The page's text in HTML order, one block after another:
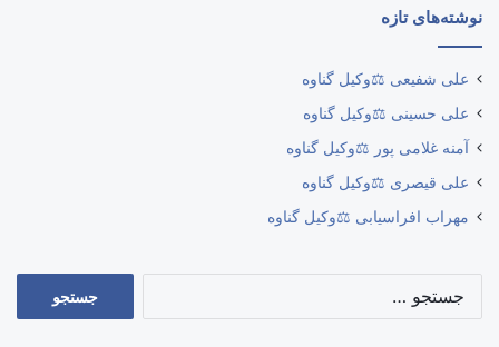
نوشته‌های تازه
علی شفیعی ⚖️وکیل گناوه
علی حسینی ⚖️وکیل گناوه
آمنه غلامی پور ⚖️وکیل گناوه
علی قیصری ⚖️وکیل گناوه
مهراب افراسیابی ⚖️وکیل گناوه